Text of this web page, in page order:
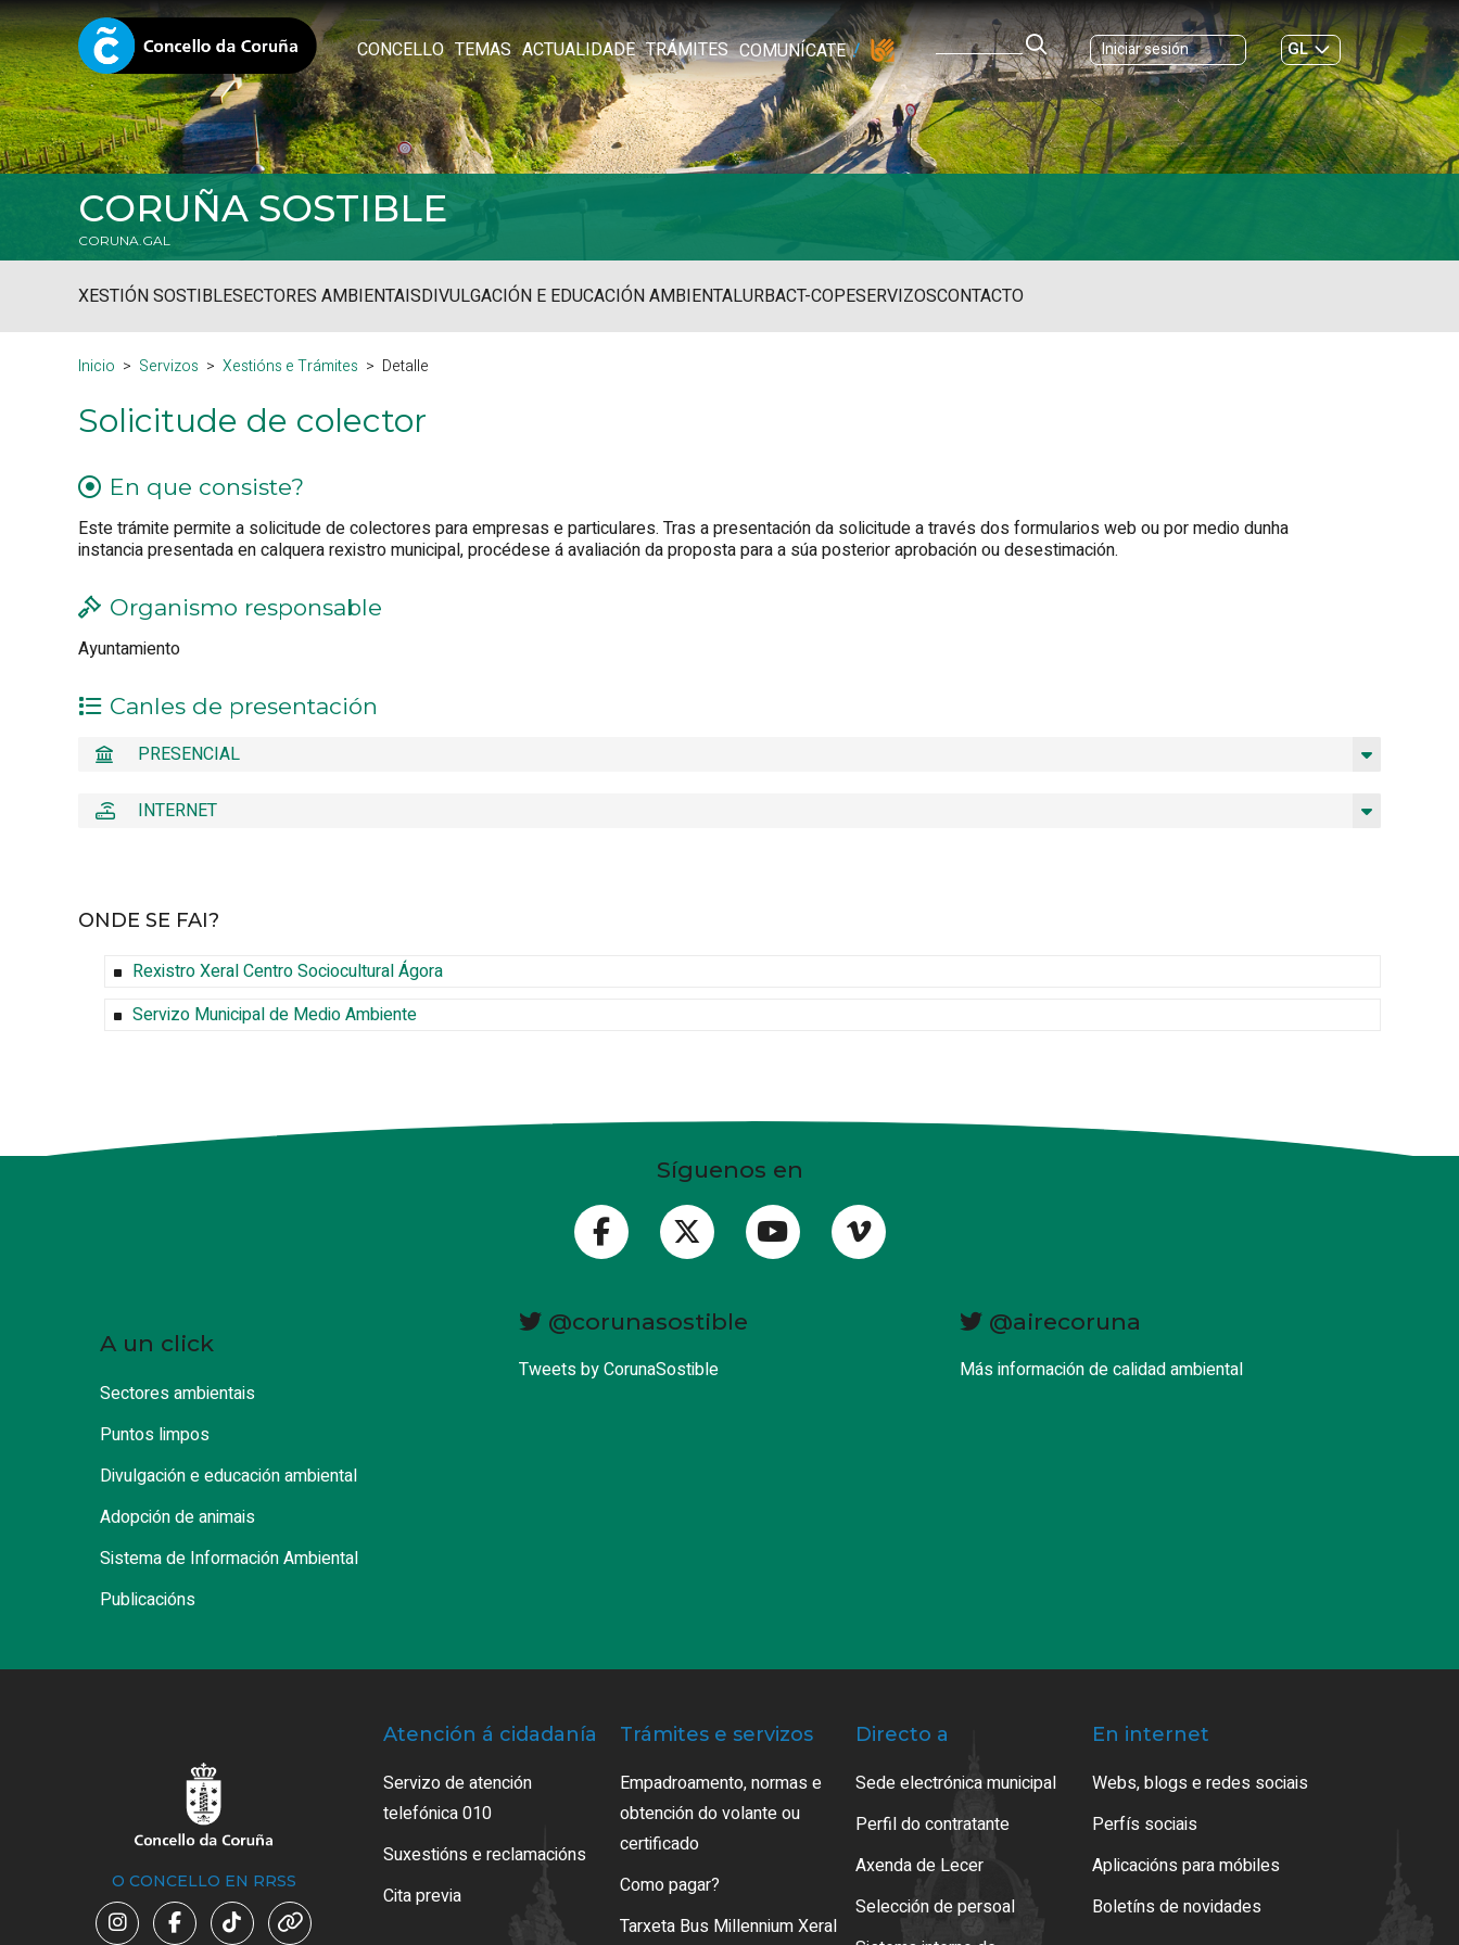
CONCELLO TEMAS ACTUALIDADE TRÁMITES COMUNÍCATE Iniciar sesión
GL
ES|
CORUÑA SOSTIBLE
CORUNA.GAL
XESTIÓN SOSTIBLESECTORES AMBIENTAISDIVULGACIÓN E EDUCACIÓN AMBIENTALURBACT-COPESERVIZOSCONTACTO
Inicio Servizos Xestións e Trámites Detalle
Solicitude de colector
En que consiste?
Este trámite permite a solicitude de colectores para empresas e particulares. Tras a presentación da solicitude a través dos formularios web ou por medio dunha
instancia presentada en calquera rexistro municipal, procédese á avaliación da proposta para a súa posterior aprobación ou desestimación.
Organismo responsable
Ayuntamiento
Canles de presentación
PRESENCIAL
INTERNET
ONDE SE FAI?
Rexistro Xeral Centro Sociocultural Ágora
Servizo Municipal de Medio Ambiente
Síguenos en
A un click
Sectores ambientais
Puntos limpos
Divulgación e educación ambiental
Adopción de animais
Sistema de Información Ambiental
Publicacións
@corunasostible
Tweets by CorunaSostible
@airecoruna
Más información de calidad ambiental
O CONCELLO EN RRSS
Atención á cidadanía
Servizo de atención
telefónica 010
Suxestións e reclamacións
Cita previa
Trámites e servizos
Empadroamento, normas e
obtención do volante ou
certificado
Como pagar?
Tarxeta Bus Millennium Xeral
Directo a
Sede electrónica municipal
Perfil do contratante
Axenda de Lecer
Selección de persoal
En internet
Webs, blogs e redes sociais
Perfís sociais
Aplicacións para móbiles
Boletíns de novidades